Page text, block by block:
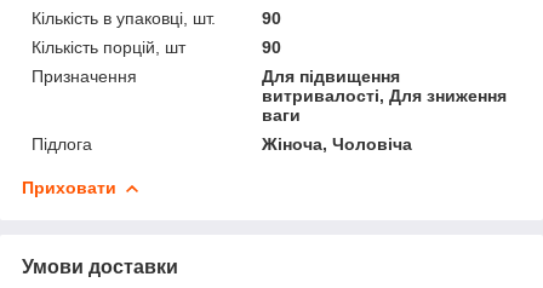
Кількість в упаковці, шт.
90
Кількість порцій, шт
90
Призначення
Для підвищення
витривалості, Для зниження
ваги
Підлога
Жіноча, Чоловіча
Приховати
Умови доставки